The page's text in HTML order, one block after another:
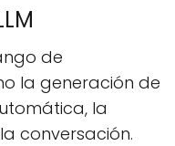
de
la generación de
la
conversación.